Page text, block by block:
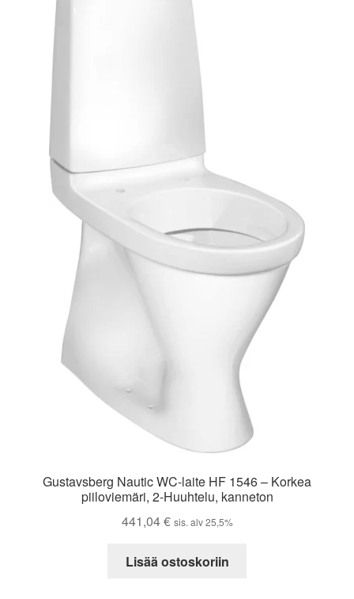
Gustavsberg Nautic WC-laite HF 1546 – Korkea
piiloviemäri, 2-Huuhtelu, kanneton
441,04€ sis. alv 25,5%
Lisää ostoskoriin